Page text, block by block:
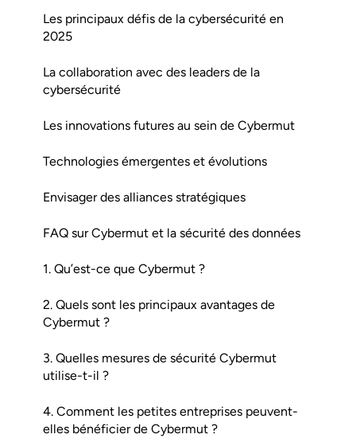
Les principaux défis de la cybersécurité en
2025
La collaboration avec des leaders de la
cybersécurité
Les innovations futures au sein de Cybermut
Technologies émergentes et évolutions
Envisager des alliances stratégiques
FAQ sur Cybermut et la sécurité des données
1. Qu’est-ce que Cybermut ?
2. Quels sont les principaux avantages de
Cybermut ?
3. Quelles mesures de sécurité Cybermut
utilise-t-il ?
4. Comment les petites entreprises peuvent-
elles bénéficier de Cybermut ?